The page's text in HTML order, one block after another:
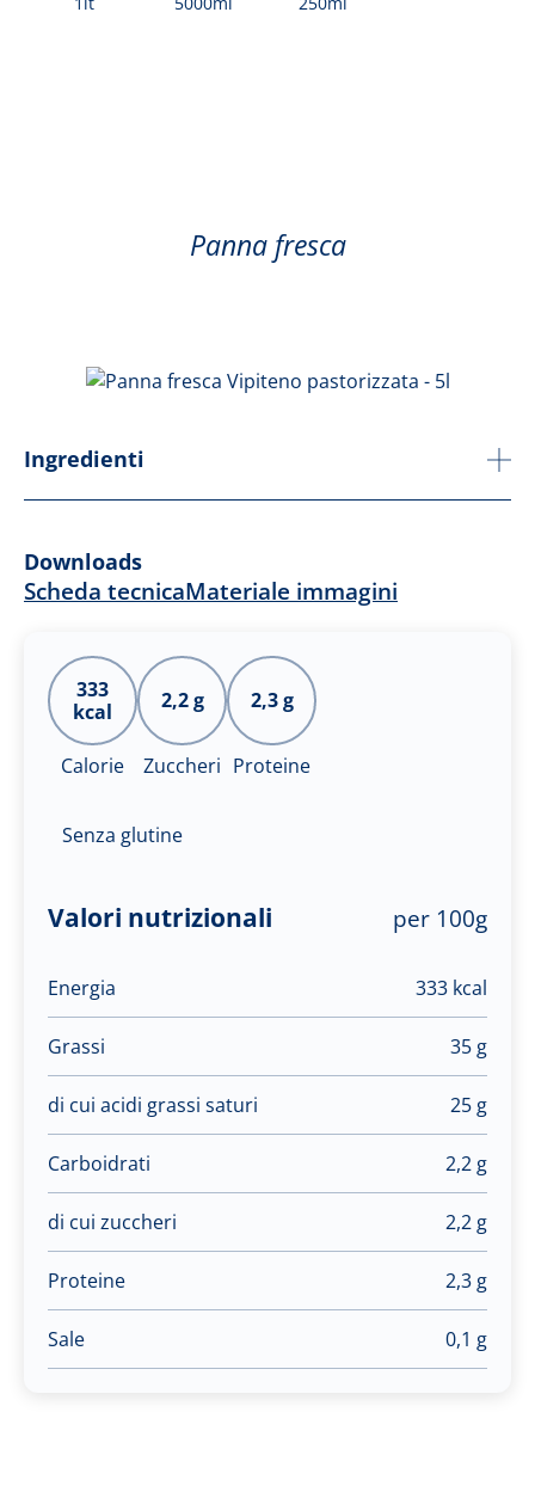
Panna fresca
Ingredienti
Downloads
Scheda tecnicaMateriale immagini
333
kcal
Calorie
2,2 g
Zuccheri
2,3 g
Proteine
Senza glutine
Valori nutrizionali per 100g
Energia 333 kcal
Grassi 35 g
di cui acidi grassi saturi 25 g
Carboidrati 2,2 g
di cui zuccheri 2,2 g
Proteine 2,3 g
Sale 0,1 g